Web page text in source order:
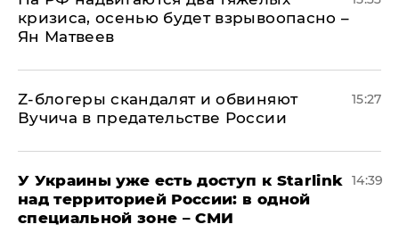
кризиса, осенью будет взрывоопасно –
Ян Матвеев
Z-блогеры скандалят и обвиняют
Вучича в предательстве России
15:27
У Украины уже есть доступ к Starlink
над территорией России: в одной
специальной зоне – СМИ
14:39